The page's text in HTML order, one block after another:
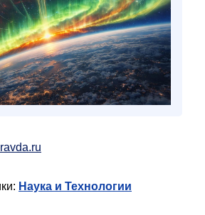
Наука и Технологии